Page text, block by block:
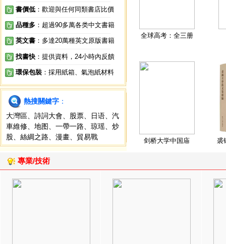
書價低 ：歡迎與任何同類書店比價
品種多 ：超過90多萬各类中文書籍
英文書 ：多達20萬種英文原版書籍
找書快 ：提供資料，24小時內反饋
環保包裝 ：採用紙箱、氣泡紙材料
熱搜關鍵字 ：
大灣區
詩詞大會 股票 日语
汽
車維修
地图 一帶一路 琼瑶
炒
股
絲綢之路 漫畫 貿易戰
全球高考：全三册
剑桥大学中国庙 裘
專業/技術